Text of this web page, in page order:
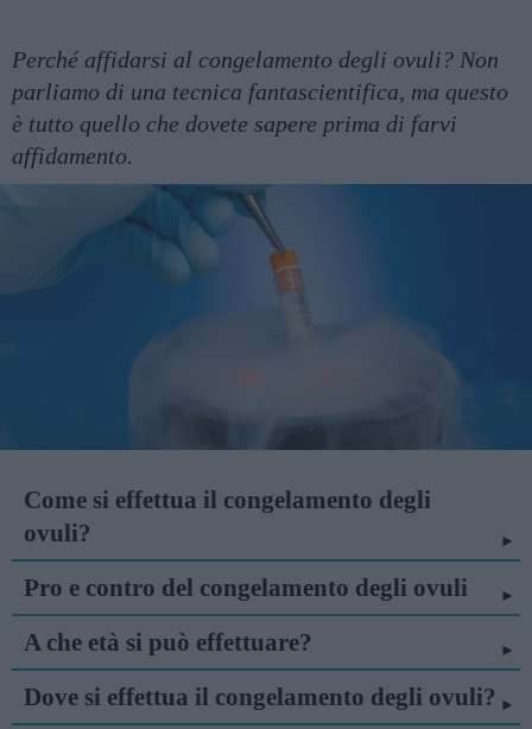
Perché affidarsi al congelamento degli ovuli? Non
parliamo di una tecnica fantascientifica, ma questo
è tutto quello che dovete sapere prima di farvi
affidamento.
Come si effettua il congelamento degli
ovuli?
Pro e contro del congelamento degli ovuli
A che età si può effettuare?
Dove si effettua il congelamento degli ovuli?